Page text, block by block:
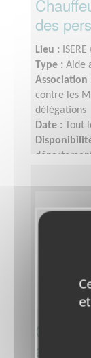
des
Lieu :
Type : Aide
Association
contre les
délégations
Date :
Tout